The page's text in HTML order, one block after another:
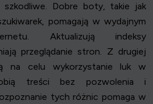
Dobre boty, takie jak
pomagają w wydajnym
Aktualizują indeksy
przeglądanie stron. Z drugiej
na celu wykorzystanie luk w
treści bez pozwolenia i
tych różnic pomaga w